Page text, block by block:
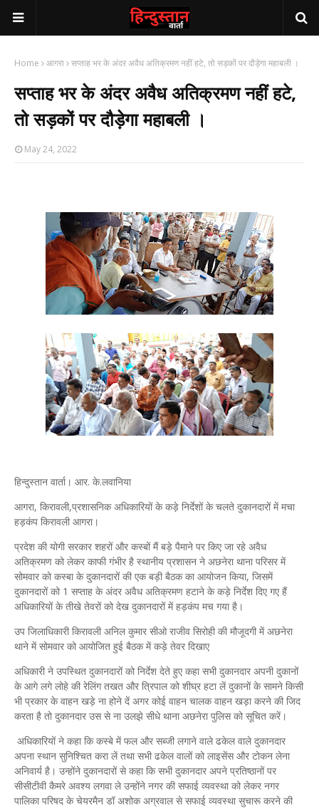
Home आगरा सप्ताह भर के अंदर अवैध अतिक्रमण नहीं हटे, तो सड़कों पर दौड़ेगा महाबली ।
सप्ताह भर के अंदर अवैध अतिक्रमण नहीं हटे,
तो सड़कों पर दौड़ेगा महाबली ।
May 24, 2022
हिन्दुस्तान वार्ता। आर. के.लवानिया
आगरा, किरावली,प्रशासनिक अधिकारियों के कड़े निर्देशों के चलते दुकानदारों में मचा
हड़कंप किरावली आगरा।
प्रदेश की योगी सरकार शहरों और कस्बों मैं बड़े पैमाने पर किए जा रहे अवैध
अतिक्रमण को लेकर काफी गंभीर है स्थानीय प्रशासन ने अछनेरा थाना परिसर में
सोमवार को कस्बा के दुकानदारों की एक बड़ी बैठक का आयोजन किया, जिसमें
दुकानदारों को 1 सप्ताह के अंदर अवैध अतिक्रमण हटाने के कड़े निर्देश दिए गए हैं
अधिकारियों के तीखे तेवरों को देख दुकानदारों में हड़कंप मच गया है।
उप जिलाधिकारी किरावली अनिल कुमार सीओ राजीव सिरोही की मौजूदगी में अछनेरा
थाने में सोमवार को आयोजित हुई बैठक में कड़े तेवर दिखाए
अधिकारी ने उपस्थित दुकानदारों को निर्देश देते हुए कहा सभी दुकानदार अपनी दुकानों
के आगे लगे लोहे की रेलिंग तखत और त्रिपाल को शीघ्र हटा लें दुकानों के सामने किसी
भी प्रकार के वाहन खड़े ना होने दें अगर कोई वाहन चालक वाहन खड़ा करने की जिद
करता है तो दुकानदार उस से ना उलझे सीधे थाना अछनेरा पुलिस को सूचित करें।
अधिकारियों ने कहा कि कस्बे में फल और सब्जी लगाने वाले ढकेल वाले दुकानदार
अपना स्थान सुनिश्चित करा लें तथा सभी ढकेल वालों को लाइसेंस और टोकन लेना
अनिवार्य है। उन्होंने दुकानदारों से कहा कि सभी दुकानदार अपने प्रतिष्ठानों पर
सीसीटीवी कैमरे अवश्य लगवा ले उन्होंने नगर की सफाई व्यवस्था को लेकर नगर
पालिका परिषद के चेयरमैन डॉ अशोक अग्रवाल से सफाई व्यवस्था सुचारू करने की